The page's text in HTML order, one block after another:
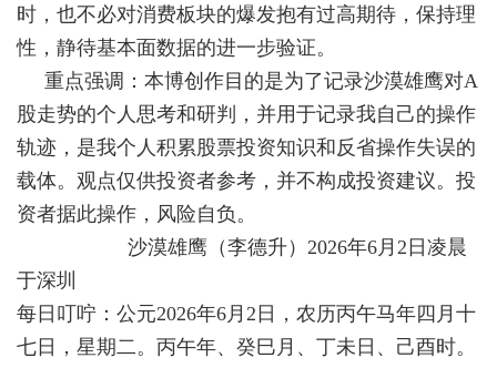
时，也不必对消费板块的爆发抱有过高期待，保持理
性，静待基本面数据的进一步验证。
重点强调：本博创作目的是为了记录沙漠雄鹰对A
股走势的个人思考和研判，并用于记录我自己的操作
轨迹，是我个人积累股票投资知识和反省操作失误的
载体。观点仅供投资者参考，并不构成投资建议。投
资者据此操作，风险自负。
沙漠雄鹰（李德升）2026年6月2日凌晨
于深圳
每日叮咛：公元2026年6月2日，农历丙午马年四月十
七日，星期二。丙午年、癸巳月、丁未日、己酉时。